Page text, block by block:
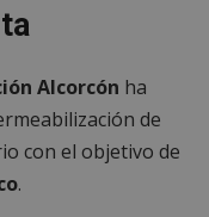
Alcorcón ha
de
con el objetivo de
.